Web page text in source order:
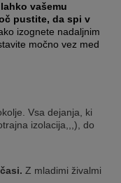
lahko vašemu
pustite, da spi v
izognete nadaljnim
močno vez med
Vsa dejanja, ki
izolacija,,,), do
Z mladimi živalmi